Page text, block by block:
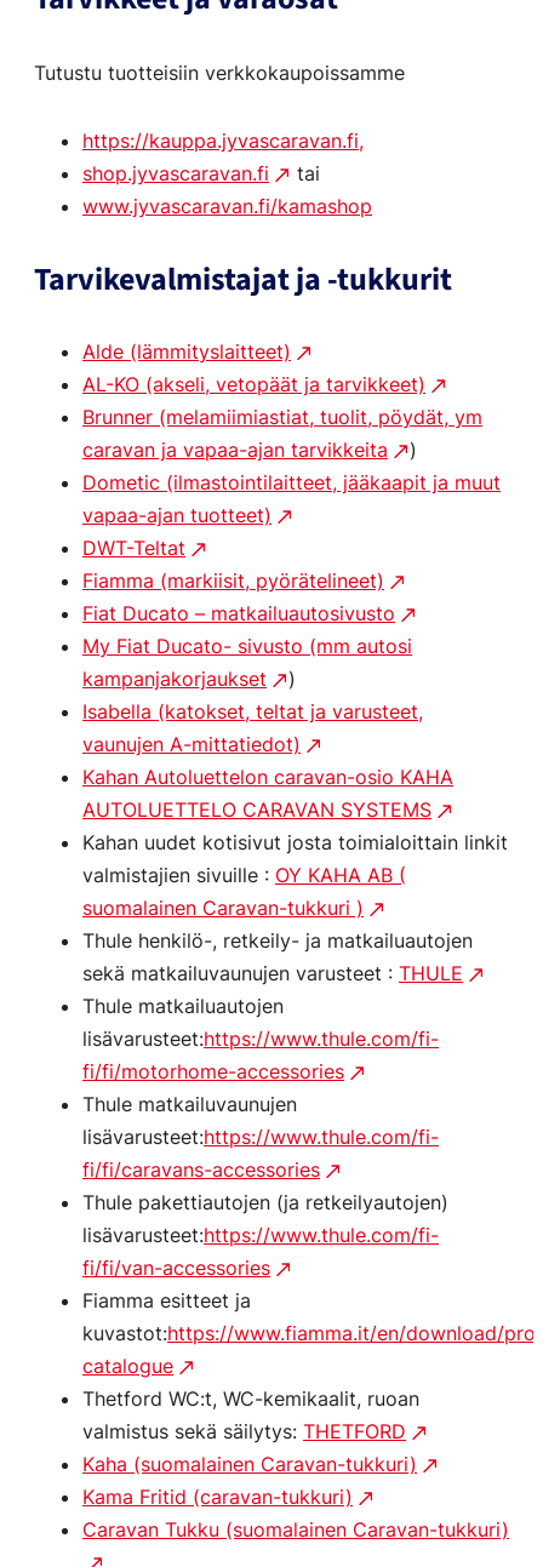
Tutustu tuotteisiin verkkokaupoissamme
https://kauppa.jyvascaravan.fi,
shop.jyvascaravan.fi
tai
www.jyvascaravan.fi/kamashop
Tarvikevalmistajat ja -tukkurit
Alde (lämmityslaitteet)
AL-KO (akseli, vetopäät ja tarvikkeet)
Brunner (melamiimiastiat, tuolit, pöydät, ym
caravan ja vapaa-ajan tarvikkeita
)
Dometic (ilmastointilaitteet, jääkaapit ja muut
vapaa-ajan tuotteet)
DWT-Teltat
Fiamma (markiisit, pyörätelineet)
Fiat Ducato – matkailuautosivusto
My Fiat Ducato- sivusto (mm autosi
kampanjakorjaukset
)
Isabella (katokset, teltat ja varusteet,
vaunujen A-mittatiedot)
Kahan Autoluettelon caravan-osio KAHA
AUTOLUETTELO CARAVAN SYSTEMS
Kahan uudet kotisivut josta toimialoittain linkit
valmistajien sivuille : OY KAHA AB (
suomalainen Caravan-tukkuri )
Thule henkilö-, retkeily- ja matkailuautojen
sekä matkailuvaunujen varusteet : THULE
Thule matkailuautojen
lisävarusteet:https://www.thule.com/fi-
fi/fi/motorhome-accessories
Thule matkailuvaunujen
lisävarusteet:https://www.thule.com/fi-
fi/fi/caravans-accessories
Thule pakettiautojen (ja retkeilyautojen)
lisävarusteet:https://www.thule.com/fi-
fi/fi/van-accessories
Fiamma esitteet ja
kuvastot:https://www.fiamma.it/en/download/
catalogue
Thetford WC:t, WC-kemikaalit, ruoan
valmistus sekä säilytys: THETFORD
Kaha (suomalainen Caravan-tukkuri)
Kama Fritid (caravan-tukkuri)
Caravan Tukku (suomalainen Caravan-tukkuri)